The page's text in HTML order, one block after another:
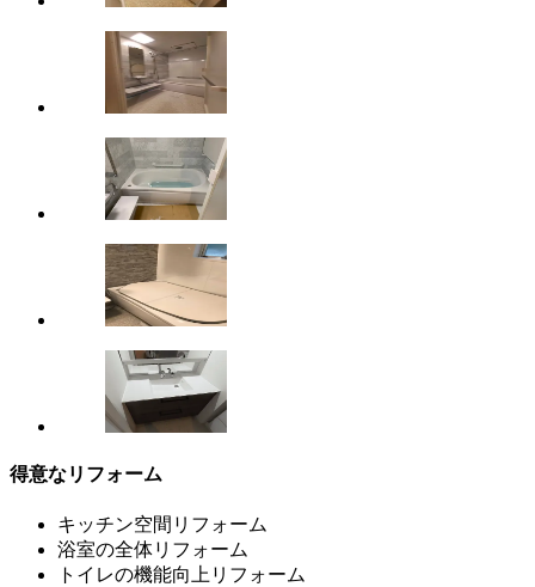
得意なリフォーム
キッチン空間リフォーム
浴室の全体リフォーム
トイレの機能向上リフォーム